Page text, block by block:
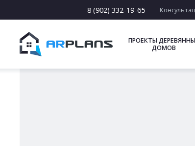
8 (902) 332-19-65
ПРОЕКТЫ
ДОМОВ
Готовый
17 х [17-22]
ПОДБОРКИ